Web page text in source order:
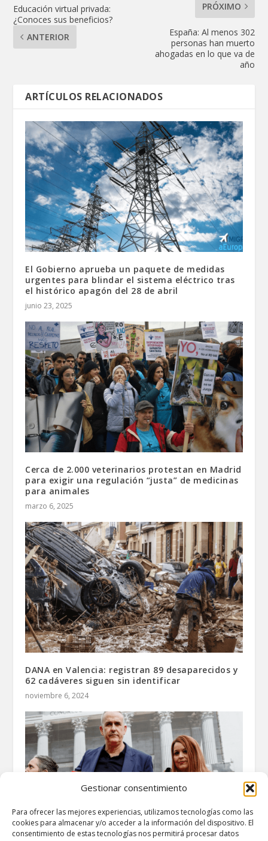
Gestionar consentimiento
Para ofrecer las mejores experiencias, utilizamos tecnologías como las
cookies para almacenar y/o acceder a la información del dispositivo. El
consentimiento de estas tecnologías nos permitirá procesar datos
Educación virtual privada:
¿Conoces sus beneficios?
ANTERIOR
PRÓXIMO
España: Al menos 302
personas han muerto
ahogadas en lo que va de
año
ARTÍCULOS RELACIONADOS
El Gobierno aprueba un paquete de medidas
urgentes para blindar el sistema eléctrico tras
el histórico apagón del 28 de abril
junio 23, 2025
Cerca de 2.000 veterinarios protestan en Madrid
para exigir una regulación “justa” de medicinas
para animales
marzo 6, 2025
DANA en Valencia: registran 89 desaparecidos y
62 cadáveres siguen sin identificar
noviembre 6, 2024